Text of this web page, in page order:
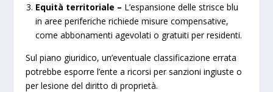
Equità territoriale – L’espansione delle strisce blu
in aree periferiche richiede misure compensative,
come abbonamenti agevolati o gratuiti per residenti.
Sul piano giuridico, un’eventuale classificazione errata
potrebbe esporre l’ente a ricorsi per sanzioni ingiuste o
per lesione del diritto di proprietà.